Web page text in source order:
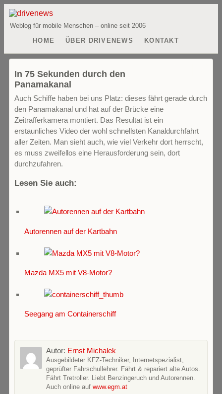
Weblog für mobile Menschen – online seit 2006
HOME
ÜBER DRIVENEWS KONTAKT
In 75 Sekunden durch den
Panamakanal
Auch Schiffe haben bei uns Platz: dieses fährt gerade durch
den Panamakanal und hat auf der Brücke eine
Zeitrafferkamera montiert. Das Resultat ist ein
erstaunliches Video der wohl schnellsten Kanaldurchfahrt
aller Zeiten. Man sieht auch, wie viel Verkehr dort herrscht,
es muss zweifellos eine Herausforderung sein, dort
durchzufahren.
Lesen Sie auch:
Autorennen auf der Kartbahn
Mazda MX5 mit V8-Motor?
Seegang am Containerschiff
Autor: Ernst Michalek
Ausgebildeter KFZ-Techniker, Internetspezialist,
geprüfter Fahrschullehrer. Fährt & repariert alte Autos.
Fährt Tretroller. Liebt Benzingeruch und Autorennen.
Auch online auf www.egm.at